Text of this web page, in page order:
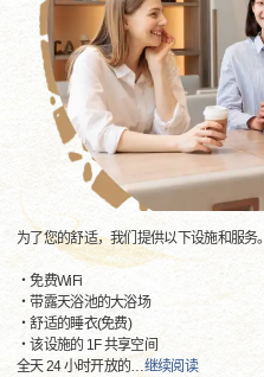
为了您的舒适，我们提供以下设施和服务。
・免费WiFi
・带露天浴池的大浴场
・舒适的睡衣(免费)
・该设施的 1F 共享空间
全天 24 小时开放的…继续阅读